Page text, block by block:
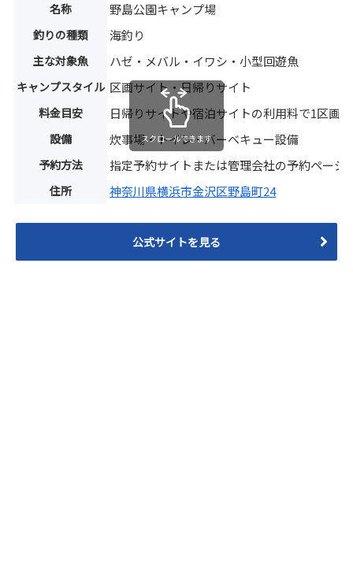
名称 野島公園キャンプ場
釣りの種類 海釣り
主な対象魚 ハゼ・メバル・イワシ・小型回遊魚
キャンプスタイル 区画サイト・日帰りサイト
料金目安 日帰りサイトや宿泊サイトの利用料で1区画
設備 炊事場・トイレ・バーベキュー設備
予約方法 指定予約サイトまたは管理会社の予約ページ
住所 神奈川県横浜市金沢区野島町24
スクロールできます
公式サイトを見る